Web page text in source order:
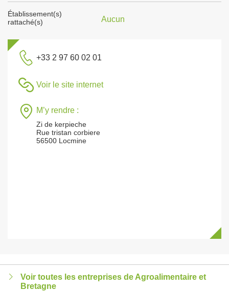
Établissement(s)
rattaché(s)
Aucun
+33 2 97 60 02 01
Voir le site internet
M’y rendre :
Zi de kerpieche
Rue tristan corbiere
56500 Locmine
Voir toutes les entreprises de Agroalimentaire et
Bretagne